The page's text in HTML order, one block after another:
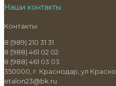
Наши контакты
Контакты
8 (989) 210 31 31
8 (988) 461 02 02
8 (988) 461 03 03
350000, г. Краснодар, ул
etalon23@bk.ru